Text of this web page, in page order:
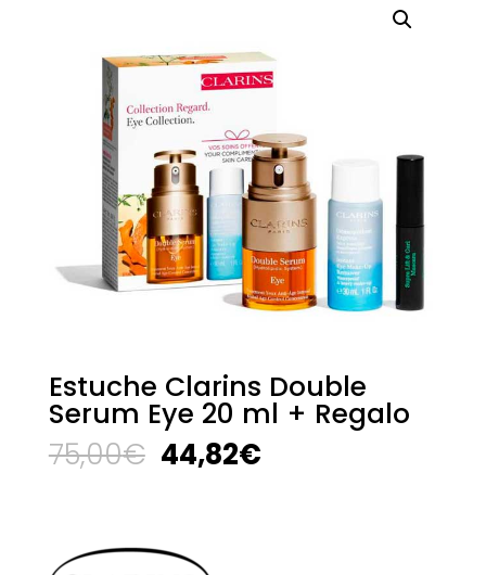
Estuche Clarins Double
Serum Eye 20 ml + Regalo
75,00€ El
precio
75,00€.
44,82€El